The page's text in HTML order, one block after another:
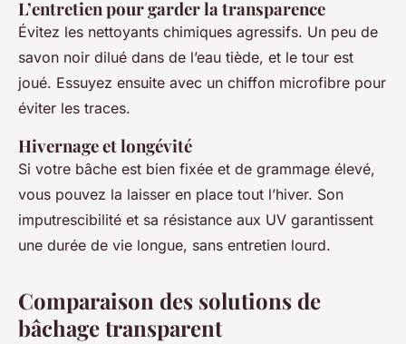
L’entretien pour garder la transparence
Évitez les nettoyants chimiques agressifs. Un peu de
savon noir dilué dans de l’eau tiède, et le tour est
joué. Essuyez ensuite avec un chiffon microfibre pour
éviter les traces.
Hivernage et longévité
Si votre bâche est bien fixée et de grammage élevé,
vous pouvez la laisser en place tout l’hiver. Son
imputrescibilité et sa résistance aux UV garantissent
une durée de vie longue, sans entretien lourd.
Comparaison des solutions de
bâchage transparent